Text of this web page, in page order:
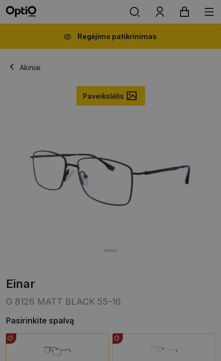
Regėjimo patikrinimas
Akiniai
Paveikslėlis
einar
G 8126 MATT BLACK 55-16
Pasirinkite spalvą